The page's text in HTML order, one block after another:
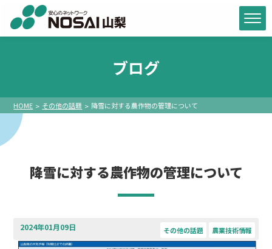
ブログ
HOME その他の話題 降雪に対する農作物の管理について
降雪に対する農作物の管理について
2024年01月09日 その他の話題 農業技術情報